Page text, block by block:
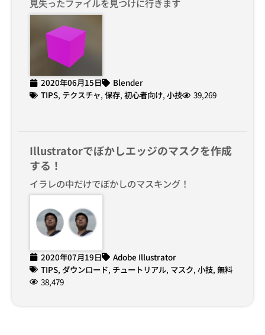
見失ったファイルを見つけに行きます
2020年06月15日
Blender
TIPS, テクスチャ, 保存, 初心者向け, 小技 39,269
Illustratorでぼかしエッジのマスクを作成
する！
イラレの中だけでぼかしのマスキング！
2020年07月19日
Adobe Illustrator
TIPS, ダウンロード, チュートリアル, マスク, 小技, 無料
38,479